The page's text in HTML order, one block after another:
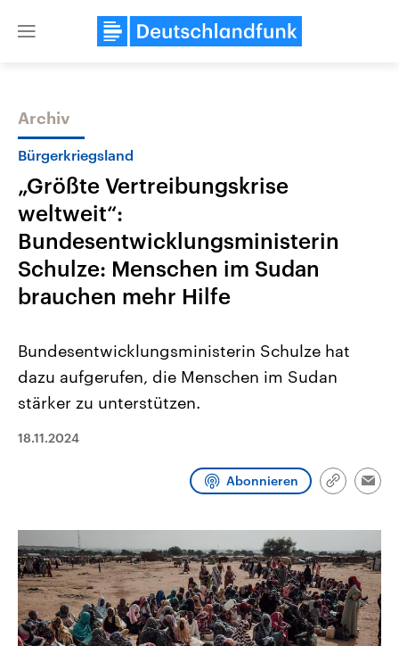
Close
Themen
Sachsen-Anhalt wählt am 6.
September 2026 einen neuen
Landtag. Seit 2021 wird das
Bundesland von einer Koalition aus
CDU, SPD und FDP regiert.-
Wahlprogramme, aktuelle Berichte
und Kandidaten der anstehenden
Wirtschaftlich und
gehören die Vereinigten
den mächtigsten Ländern
Archiv
Bürgerkriegsland
„Größte Vertreibungskrise
weltweit“:
Bundesentwicklungsministerin
Schulze: Menschen im Sudan
brauchen mehr Hilfe
Bundesentwicklungsministerin Schulze hat
dazu aufgerufen, die Menschen im Sudan
stärker zu unterstützen.
18.11.2024
Abonnieren
Link